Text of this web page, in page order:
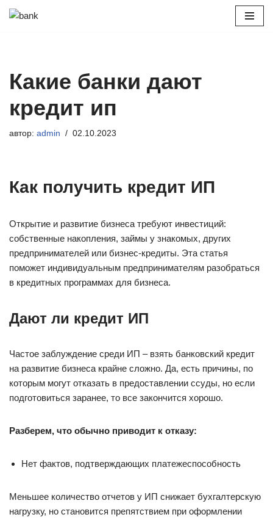
Какие банки дают
кредит ип
автор: admin 02.10.2023
Как получить кредит ИП
Открытие и развитие бизнеса требуют инвестиций:
собственные накопления, займы у знакомых, других
предпринимателей или бизнес-кредиты. Эта статья
поможет индивидуальным предпринимателям разобраться
в кредитных программах для бизнеса.
Дают ли кредит ИП
Частое заблуждение среди ИП – взять банковский кредит
на развитие бизнеса крайне сложно. Да, есть причины, по
которым могут отказать в предоставлении ссуды, но если
подготовиться заранее, то все закончится хорошо.
Разберем, что обычно приводит к отказу:
Нет фактов, подтверждающих платежеспособность
Меньшее количество отчетов у ИП снижает бухгалтерскую
нагрузку, но становится препятствием при оформлении